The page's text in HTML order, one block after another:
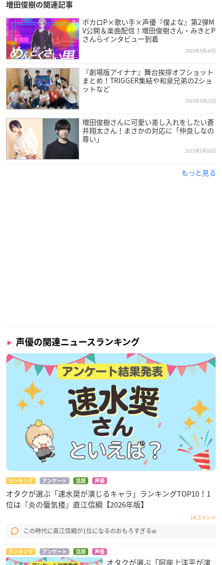
増田俊樹の関連記事
ボカロP×歌い手×声優『僕よな』第2弾M
V公開＆楽曲配信！増田俊樹さん・みきとP
さんらインタビュー到着
2023年5月30日
『劇場版アイナナ』舞台挨拶オフショット
まとめ！TRIGGER集結や和泉兄弟の2ショ
ットなど
2023年5月22日
増田俊樹さんに可愛い差し入れをしたい蒼
井翔太さん！まさかの対応に「仲良しなの
尊い」
2023年5月18日
もっと見る
声優の関連ニュースランキング
ランキング アンケート 話題 声優
オタクが選ぶ「速水奨が演じるキャラ」ランキングTOP10！1
位は『炎の蜃気楼』直江信綱【2026年版】
14コメント
この時代に直江信綱が1位になるのおもろすぎるw
ランキング アンケート 話題 声優
オタクが選ぶ「阿座上洋平が演